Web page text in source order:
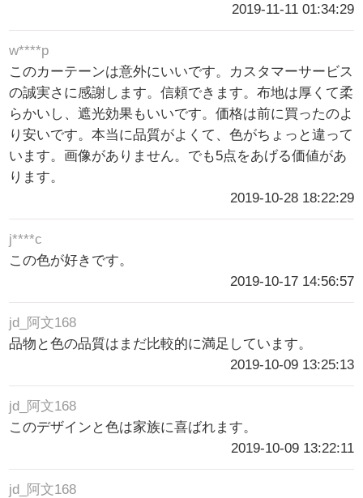
2019-11-11 01:34:29
w****p
このカーテーンは意外にいいです。カスタマーサービス
の誠実さに感謝します。信頼できます。布地は厚くて柔
らかいし、遮光効果もいいです。価格は前に買ったのよ
り安いです。本当に品質がよくて、色がちょっと違って
います。画像がありません。でも5点をあげる価値があ
ります。
2019-10-28 18:22:29
j****c
この色が好きです。
2019-10-17 14:56:57
jd_阿文168
品物と色の品質はまだ比較的に満足しています。
2019-10-09 13:25:13
jd_阿文168
このデザインと色は家族に喜ばれます。
2019-10-09 13:22:11
jd_阿文168